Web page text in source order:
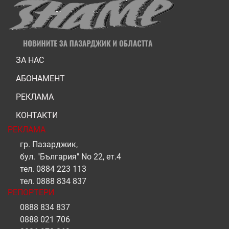
ЗА НАС
АБОНАМЕНТ
РЕКЛАМА
КОНТАКТИ
РЕКЛАМА
гр. Пазарджик,
бул. "България" No 22, ет.4
тел. 0884 223 113
тел. 0888 834 837
РЕПОРТЕРИ
0888 834 837
0888 021 706